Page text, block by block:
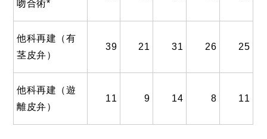
吻合術*
他科再建（有
茎皮弁）
39 21 31 26 25
他科再建（遊
離皮弁）
11 9 14 8 11